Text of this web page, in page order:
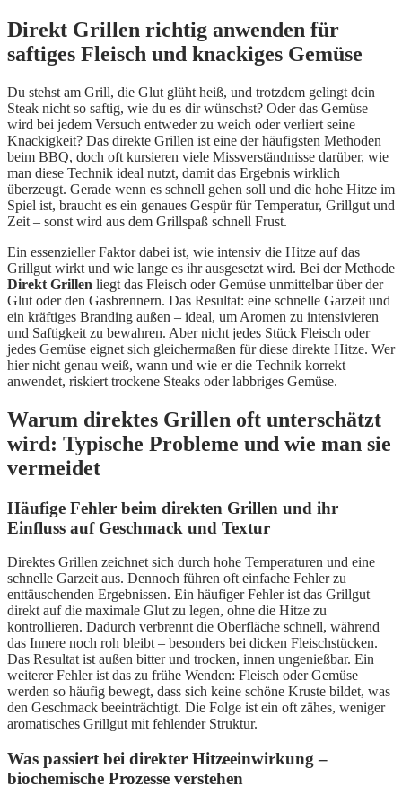
Direkt Grillen richtig anwenden für
saftiges Fleisch und knackiges Gemüse
Du stehst am Grill, die Glut glüht heiß, und trotzdem gelingt dein
Steak nicht so saftig, wie du es dir wünschst? Oder das Gemüse
wird bei jedem Versuch entweder zu weich oder verliert seine
Knackigkeit? Das direkte Grillen ist eine der häufigsten Methoden
beim BBQ, doch oft kursieren viele Missverständnisse darüber, wie
man diese Technik ideal nutzt, damit das Ergebnis wirklich
überzeugt. Gerade wenn es schnell gehen soll und die hohe Hitze im
Spiel ist, braucht es ein genaues Gespür für Temperatur, Grillgut und
Zeit – sonst wird aus dem Grillspaß schnell Frust.
Ein essenzieller Faktor dabei ist, wie intensiv die Hitze auf das
Grillgut wirkt und wie lange es ihr ausgesetzt wird. Bei der Methode
Direkt Grillen liegt das Fleisch oder Gemüse unmittelbar über der
Glut oder den Gasbrennern. Das Resultat: eine schnelle Garzeit und
ein kräftiges Branding außen – ideal, um Aromen zu intensivieren
und Saftigkeit zu bewahren. Aber nicht jedes Stück Fleisch oder
jedes Gemüse eignet sich gleichermaßen für diese direkte Hitze. Wer
hier nicht genau weiß, wann und wie er die Technik korrekt
anwendet, riskiert trockene Steaks oder labbriges Gemüse.
Warum direktes Grillen oft unterschätzt
wird: Typische Probleme und wie man sie
vermeidet
Häufige Fehler beim direkten Grillen und ihr
Einfluss auf Geschmack und Textur
Direktes Grillen zeichnet sich durch hohe Temperaturen und eine
schnelle Garzeit aus. Dennoch führen oft einfache Fehler zu
enttäuschenden Ergebnissen. Ein häufiger Fehler ist das Grillgut
direkt auf die maximale Glut zu legen, ohne die Hitze zu
kontrollieren. Dadurch verbrennt die Oberfläche schnell, während
das Innere noch roh bleibt – besonders bei dicken Fleischstücken.
Das Resultat ist außen bitter und trocken, innen ungenießbar. Ein
weiterer Fehler ist das zu frühe Wenden: Fleisch oder Gemüse
werden so häufig bewegt, dass sich keine schöne Kruste bildet, was
den Geschmack beeinträchtigt. Die Folge ist ein oft zähes, weniger
aromatisches Grillgut mit fehlender Struktur.
Was passiert bei direkter Hitzeeinwirkung –
biochemische Prozesse verstehen